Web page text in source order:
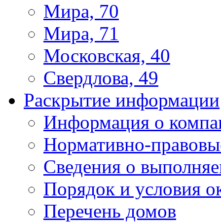
Мира, 70
Мира, 71
Московская, 40
Свердлова, 49
Раскрытие информации
Информация о
Нормативно-
Сведения о
Порядок и условия
Перечень домов